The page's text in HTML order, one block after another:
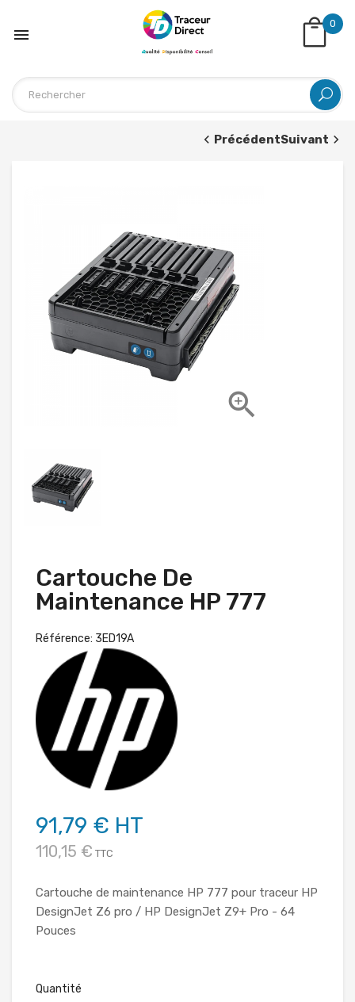

0
PrécédentSuivant

Cartouche De
Maintenance HP 777
Référence: 3ED19A
91,79 € HT
110,15 € TTC
Cartouche de maintenance HP 777 pour traceur HP
DesignJet Z6 pro / HP DesignJet Z9+ Pro - 64
Pouces
Quantité